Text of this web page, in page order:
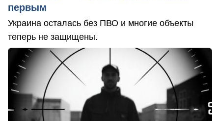
первым
Украина осталась без ПВО и многие объекты
теперь не защищены.